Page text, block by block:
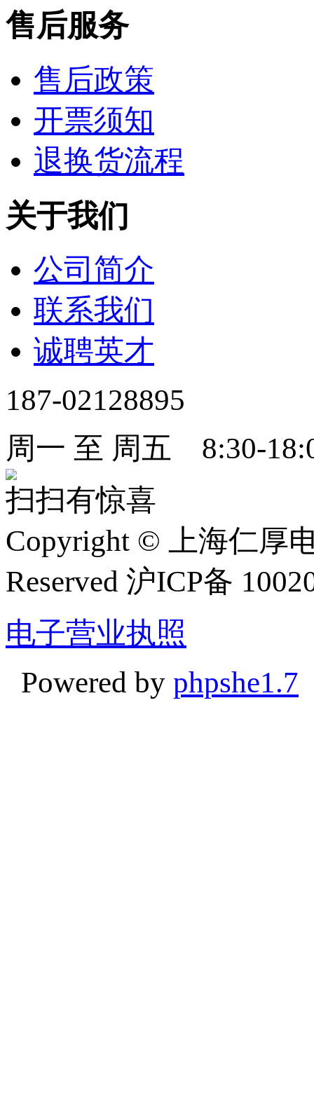
售后服务
售后政策
开票须知
退换货流程
关于我们
公司简介
联系我们
诚聘英才
187-02128895
周一 至 周五 8:30-
扫扫有惊喜
Copyright © 上海仁厚
Reserved 沪ICP备
电子营业执照
Powered by phpshe1.7